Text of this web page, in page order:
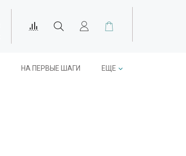
НА ПЕРВЫЕ ШАГИ ЕЩЕ